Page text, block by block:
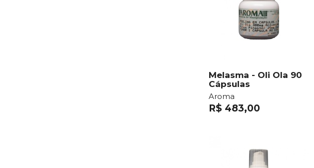
Melasma - Oli Ola 90
Cápsulas
Aroma
R$ 483,00